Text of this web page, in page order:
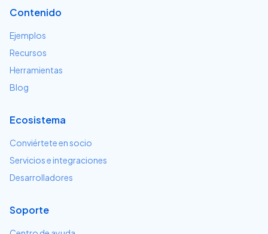
Contenido
Ejemplos
Recursos
Herramientas
Blog
Ecosistema
Conviértete en socio
Servicios e integraciones
Desarrolladores
Soporte